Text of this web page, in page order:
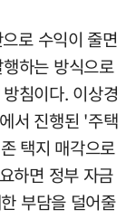
로 수익이 줄면
하는 방식으로
침이다. 이상경
서 진행된 '주택
택지 매각으로
하면 정부 자금
부담을 덜어줄